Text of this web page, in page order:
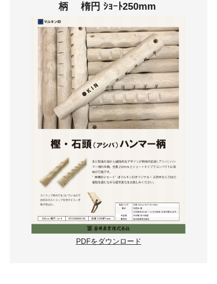
柄 楕円 ｼｮｰﾄ250mm
PDFをダウンロード